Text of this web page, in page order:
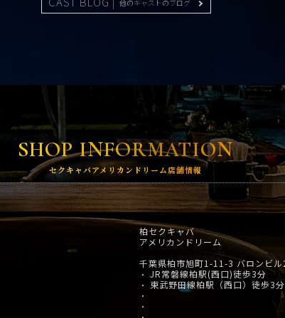
他のキャストのブログ
SHOP INFORMATION
セクキャバアメリカンドリーム店舗情報
柏セクキャバ
アメリカンドリーム
千葉県柏市旭町1-11-3 バロンビ
・ JR常磐線柏駅(西口)徒歩3分
・ 東武野田線柏駅（西口）徒歩3分
・
・